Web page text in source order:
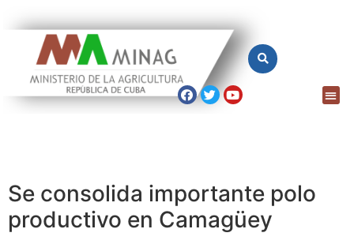
Se consolida importante polo
productivo en Camagüey